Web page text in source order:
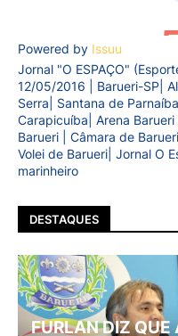
Powered by Issuu
Jornal "O ESPAÇO"
12/05/2016 | Barueri-SP|
Serra| Santana de
Carapicuíba| Arena
Barueri | Câmara de
Volei de Barueri| Jornal O
marinheiro
DESTAQUES
FURLAN DIZ QUE